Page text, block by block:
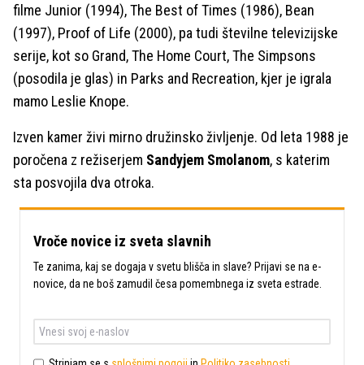
filme Junior (1994), The Best of Times (1986), Bean
(1997), Proof of Life (2000), pa tudi številne televizijske
serije, kot so Grand, The Home Court, The Simpsons
(posodila je glas) in Parks and Recreation, kjer je igrala
mamo Leslie Knope.
Izven kamer živi mirno družinsko življenje. Od leta 1988 je
poročena z režiserjem Sandyjem Smolanom, s katerim
sta posvojila dva otroka.
Vroče novice iz sveta slavnih
Te zanima, kaj se dogaja v svetu blišča in slave? Prijavi se na e-
novice, da ne boš zamudil česa pomembnega iz sveta estrade.